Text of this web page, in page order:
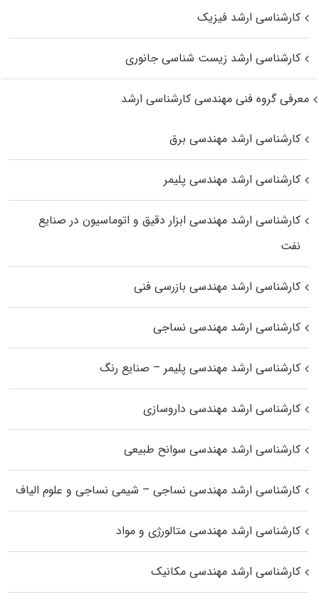
کارشناسی ارشد فیزیک
کارشناسی ارشد زیست‌ شناسی جانوری
معرفی گروه فنی مهندسی کارشناسی ارشد
کارشناسی ارشد مهندسی برق
کارشناسی ارشد مهندسی پلیمر
کارشناسی ارشد مهندسی ابزار دقیق و اتوماسیون در صنایع
نفت
کارشناسی ارشد مهندسی بازرسی فنی
کارشناسی ارشد مهندسی نساجی
کارشناسی ارشد مهندسی پلیمر – صنایع رنگ
کارشناسی ارشد مهندسی داروسازی
کارشناسی ارشد مهندسی سوانح طبیعی
کارشناسی ارشد مهندسی نساجی – شیمی نساجی و علوم الیاف
کارشناسی ارشد مهندسی متالورژی و مواد
کارشناسی ارشد مهندسی مکانیک